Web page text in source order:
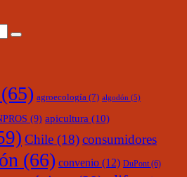
(65) agroecología (7) algodón (5)
(9) apicultura (10)
Chile (18)consumidores
(66) convenio (12) DuPont (6)